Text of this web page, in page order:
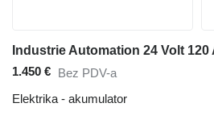
1.450 € Bez PDV-a
Elektrika - akumulator